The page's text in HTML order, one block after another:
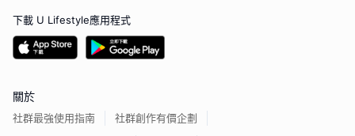
下載 U Lifestyle應用程式
關於
社群最強使用指南
社群創作有價企劃